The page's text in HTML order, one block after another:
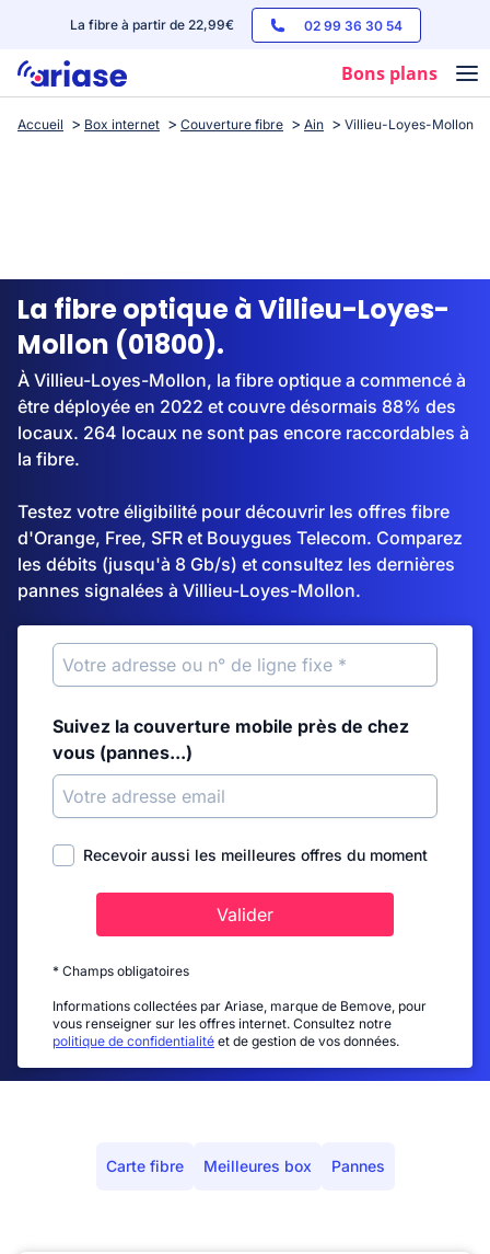
La fibre à partir de 22,99€ 02 99 36 30 54
Bons plans
Box internet
Streaming
Accueil Box internet Couverture fibre Ain Villieu-Loyes-Mollon
La fibre optique à Villieu-Loyes-
Mollon (01800).
À Villieu-Loyes-Mollon, la fibre optique a commencé à
être déployée en 2022 et couvre désormais 88% des
locaux. 264 locaux ne sont pas encore raccordables à
la fibre.
Testez votre éligibilité pour découvrir les offres fibre
d'Orange, Free, SFR et Bouygues Telecom. Comparez
les débits (jusqu'à 8 Gb/s) et consultez les dernières
pannes signalées à Villieu-Loyes-Mollon.
Suivez la couverture mobile près de chez
vous (pannes...)
Recevoir aussi les meilleures offres du moment
Valider
* Champs obligatoires
Informations collectées par Ariase, marque de Bemove, pour
vous renseigner sur les offres internet. Consultez notre
politique de confidentialité et de gestion de vos données.
Carte fibre Meilleures box Pannes